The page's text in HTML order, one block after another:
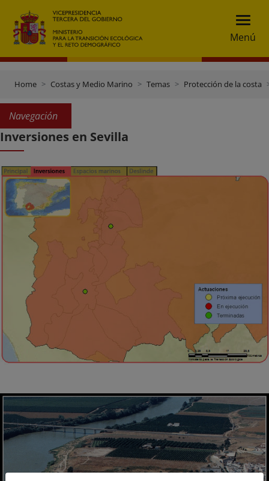
Menú
Home Costas y Medio Marino Temas Protección de la costa
Navegación
Inversiones en Sevilla